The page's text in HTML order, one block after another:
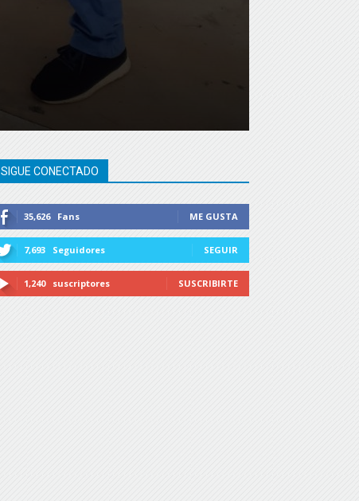
SIGUE CONECTADO
35,626 Fans ME GUSTA
7,693 Seguidores SEGUIR
1,240 suscriptores SUSCRIBIRTE